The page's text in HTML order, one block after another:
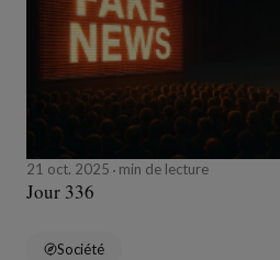
21 oct. 2025 min de lecture
Jour 336
Société